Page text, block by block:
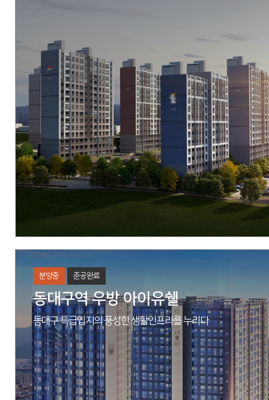
M/H 대구광역시 수성구 동대구로 34
현장 대구광역시 수성구 파동 68-7 일원
시행 우리자산신탁[(주)수성레이크]
시공 (주)우방
세대수 394세대
분양문의 1566-2990
분양중 준공완료
동대구역 우방 아이유쉘
동대구 특급입지의 풍성한 생활인프라를 누리다